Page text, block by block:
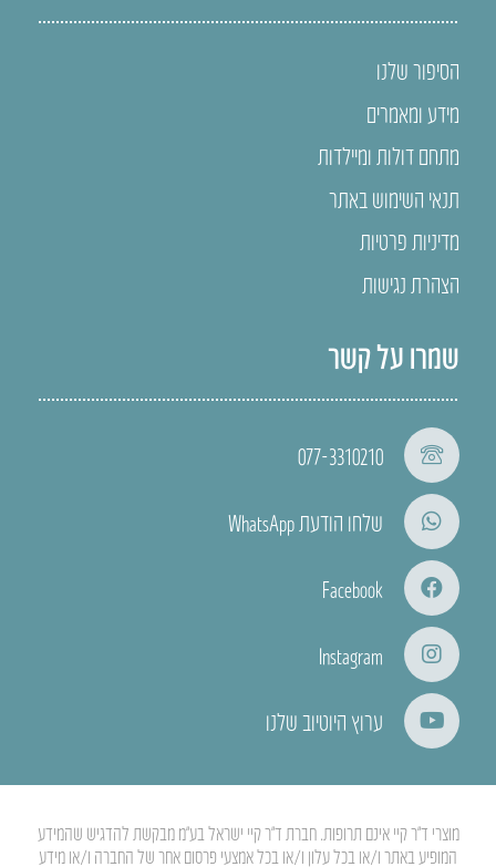
הסיפור שלנו
מידע ומאמרים
מתחם דולות ומיילדות
תנאי השימוש באתר
מדיניות פרטיות
הצהרת נגישות
שמרו על קשר
077-3310210
שלחו הודעת WhatsApp
Facebook
Instagram
ערוץ היוטיוב שלנו
מוצרי ד”ר קיי אינם תרופות. חברת ד”ר קיי ישראל בע”מ מבקשת להדגיש שהמידע
המופיע באתר ו/או בכל עלון ו/או בכל אמצעי פרסום אחר של החברה ו/או מידע